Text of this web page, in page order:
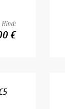
Hind:
€